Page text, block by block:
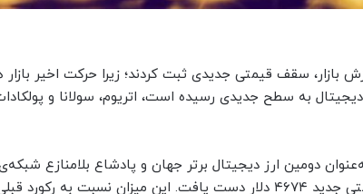
بازار از نظر ارزش بازار، سقف قیمتی جدیدی ثبت کردند؛ زیرا حرکت اخیر
دیجیتال به سطح جدیدی رسیده است، اتریوم، سولانا و
دومین ارز دیجیتال برتر جهان و پادشاع بلامنازع
بلاک‌چین قراردادهای هوشمند، به رکورد قیمتی جدید ۴۶۷۴ دلار دست یافت. این میزان نسبت به